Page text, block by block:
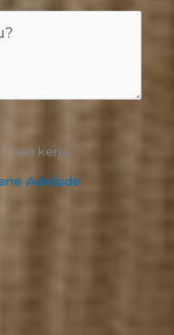
hari kerja.
|Adelaide